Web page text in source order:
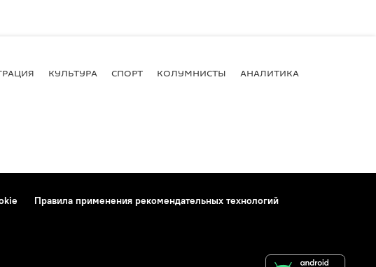
КУЛЬТУРА СПОРТ КОЛУМНИСТЫ АНАЛИТИКА
Правила применения рекомендательных технологий